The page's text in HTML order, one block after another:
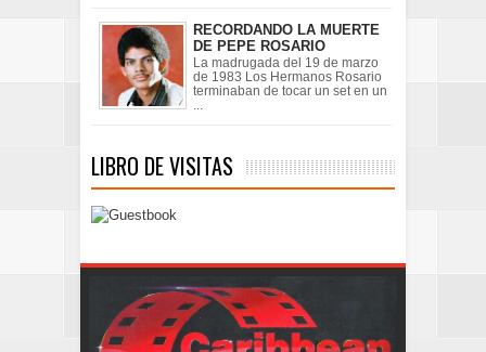
RECORDANDO LA MUERTE
DE PEPE ROSARIO
La madrugada del 19 de marzo
de 1983 Los Hermanos Rosario
terminaban de tocar un set en un
...
LIBRO DE VISITAS